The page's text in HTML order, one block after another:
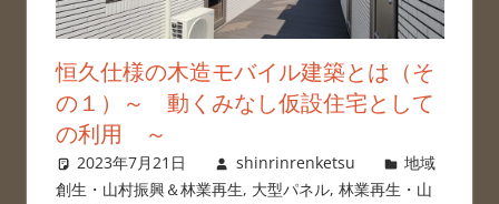
恒久仕様の木造モバイル建築とは（そ
の１）～ 動くみなし仮設住宅として
の利用 ～
2023年7月21日 shinrinrenketsu
地域
創生・山村振興＆林業再生, 大型パネル, 林業再生・山